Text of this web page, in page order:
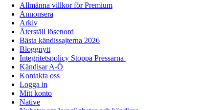
Allmänna villkor för Premium
Annonsera
Arkiv
Återställ lösenord
Bästa kändissajterna 2026
Bloggnytt
Integritetspolicy Stoppa Pressarna
Kändisar A-Ö
Kontakta oss
Logga in
Mitt konto
Native